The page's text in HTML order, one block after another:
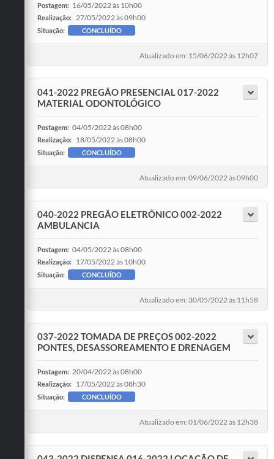
Postagem: 16/05/2022 às 10h00
Realização: 27/05/2022 às 09h00
Situação: CONCLUÍDO
Atualizado em: 15/06/2022 às 12h07
041-2022 PREGÃO PRESENCIAL 017-2022
MATERIAL ODONTOLÓGICO
Postagem: 04/05/2022 às 08h00
Realização: 18/05/2022 às 08h00
Situação: CONCLUÍDO
Atualizado em: 09/06/2022 às 09h00
040-2022 PREGÃO ELETRÔNICO 002-2022
AMBULANCIA
Postagem: 04/05/2022 às 08h00
Realização: 17/05/2022 às 10h00
Situação: CONCLUÍDO
Atualizado em: 30/05/2022 às 11h58
037-2022 TOMADA DE PREÇOS 002-2022
PONTES, DESASSOREAMENTO E DRENAGEM
Postagem: 20/04/2022 às 08h00
Realização: 17/05/2022 às 08h30
Situação: CONCLUÍDO
Atualizado em: 01/06/2022 às 12h38